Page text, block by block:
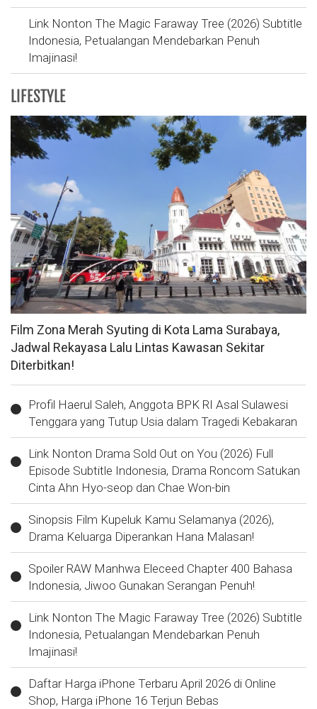
Link Nonton The Magic Faraway Tree (2026) Subtitle
Indonesia, Petualangan Mendebarkan Penuh
Imajinasi!
LIFESTYLE
Film Zona Merah Syuting di Kota Lama Surabaya,
Jadwal Rekayasa Lalu Lintas Kawasan Sekitar
Diterbitkan!
Profil Haerul Saleh, Anggota BPK RI Asal Sulawesi
Tenggara yang Tutup Usia dalam Tragedi Kebakaran
Link Nonton Drama Sold Out on You (2026) Full
Episode Subtitle Indonesia, Drama Roncom Satukan
Cinta Ahn Hyo-seop dan Chae Won-bin
Sinopsis Film Kupeluk Kamu Selamanya (2026),
Drama Keluarga Diperankan Hana Malasan!
Spoiler RAW Manhwa Eleceed Chapter 400 Bahasa
Indonesia, Jiwoo Gunakan Serangan Penuh!
Link Nonton The Magic Faraway Tree (2026) Subtitle
Indonesia, Petualangan Mendebarkan Penuh
Imajinasi!
Daftar Harga iPhone Terbaru April 2026 di Online
Shop, Harga iPhone 16 Terjun Bebas